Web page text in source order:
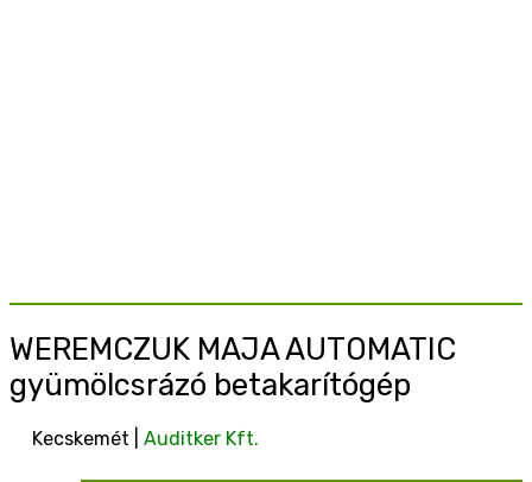
WEREMCZUK MAJA AUTOMATIC
gyümölcsrázó betakarítógép
Kecskemét |Auditker Kft.